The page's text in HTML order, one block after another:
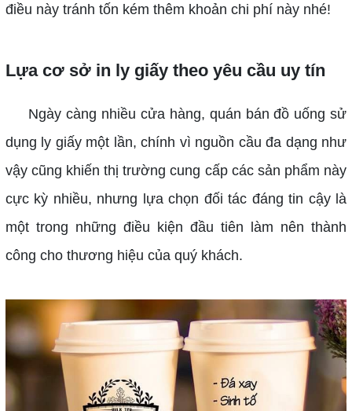
điều này tránh tốn kém thêm khoản chi phí này nhé!
Lựa cơ sở in ly giấy theo yêu cầu uy tín
Ngày càng nhiều cửa hàng, quán bán đồ uống sử
dụng ly giấy một lần, chính vì nguồn cầu đa dạng như
vậy cũng khiến thị trường cung cấp các sản phẩm này
cực kỳ nhiều, nhưng lựa chọn đối tác đáng tin cậy là
một trong những điều kiện đầu tiên làm nên thành
công cho thương hiệu của quý khách.